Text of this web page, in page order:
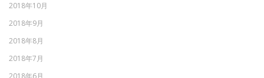
2018年10月
2018年9月
2018年8月
2018年7月
2018年6月